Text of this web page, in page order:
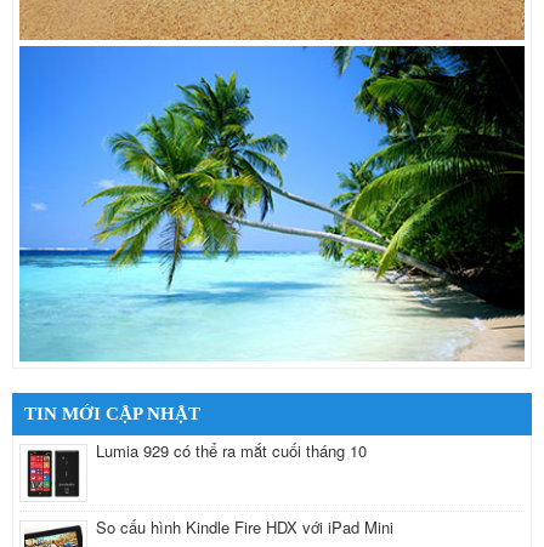
TIN MỚI CẬP NHẬT
Lumia 929 có thể ra mắt cuối tháng 10
So cấu hình Kindle Fire HDX với iPad Mini